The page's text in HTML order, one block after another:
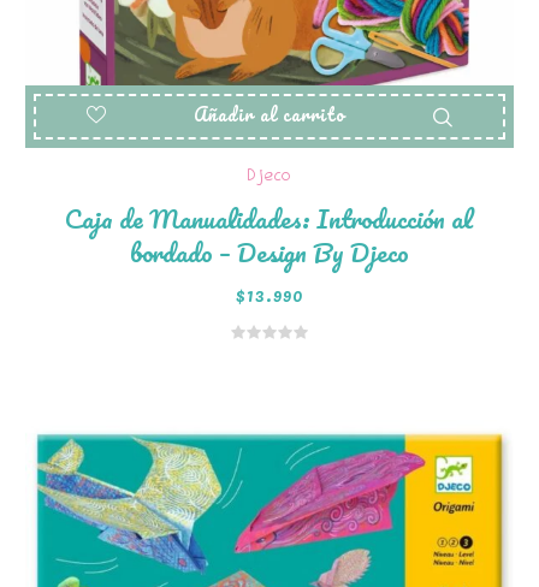
Añadir al carrito
Djeco
Caja de Manualidades: Introducción al
bordado – Design By Djeco
$13.990